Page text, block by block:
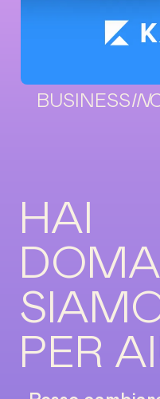
BUSINESSIN
HAI
PER